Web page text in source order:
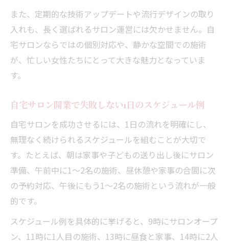
また、定期的な技術アップデートや流行デザインの取り
入れも、長く選ばれるサロン運営には欠かせません。自
宅サロンならではの個別対応や、静かな空間での施術
が、忙しい女性たちにとって大きな魅力となっていま
す。
自宅サロン開業で失敗しない1日のスケジュール例
自宅サロンを成功させるには、1日の流れを明確にし、
無理なく続けられるスケジュールを組むことが大切で
す。たとえば、朝は家事や子どもの送り出し後にサロン
準備、午前中に1～2名の施術、昼休憩や家事の合間に次
の予約対応、午後にもう1～2名の施術という流れが一般
的です。
スケジュール例を具体的に挙げると、9時にサロンオープ
ン、11時に1人目の施術、13時に昼食と家事、14時に2人